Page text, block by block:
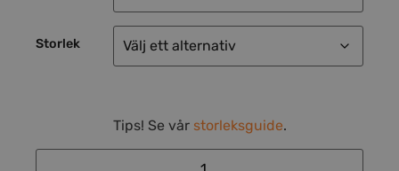
Storlek
Tips! Se vår storleksguide.